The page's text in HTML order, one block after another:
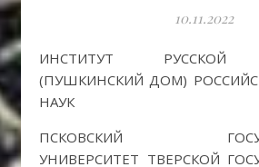
10.11.2022
ИНСТИТУТ РУССКОЙ ЛИТЕРАТУРЫ
(ПУШКИНСКИЙ ДОМ)
НАУК
ПСКОВСКИЙ
УНИВЕРСИТЕТ ТВЕРСКОЙ